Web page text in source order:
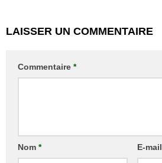
LAISSER UN COMMENTAIRE
Commentaire *
Nom * E-mail